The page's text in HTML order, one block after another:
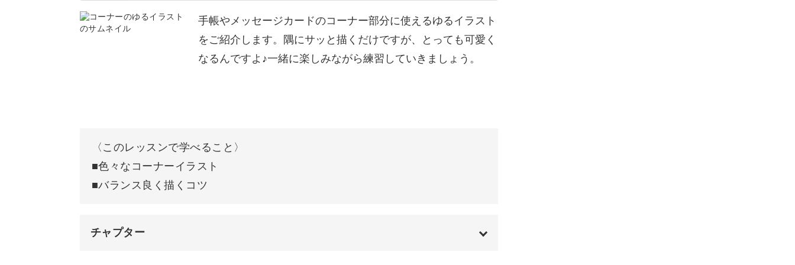
たい時にいつでもさくっと素敵なメモが書けますね。
今回の講座では、どうぶつ・お花・装飾など、日常生活で使える“ゆるイラスト”が豊富
に学べます。
真っ直ぐな線を書く練習 07:46
ぐるぐるな線を書く練習 10:44
手帳やメッセージカードのコーナー部分に使えるゆるイラスト
をご紹介します。隅にサッと描くだけですが、とっても可愛く
なるんですよ♪一緒に楽しみながら練習していきましょう。
〈このレッスンで学べること〉
■色々なコーナーイラスト
■バランス良く描くコツ
チャプター